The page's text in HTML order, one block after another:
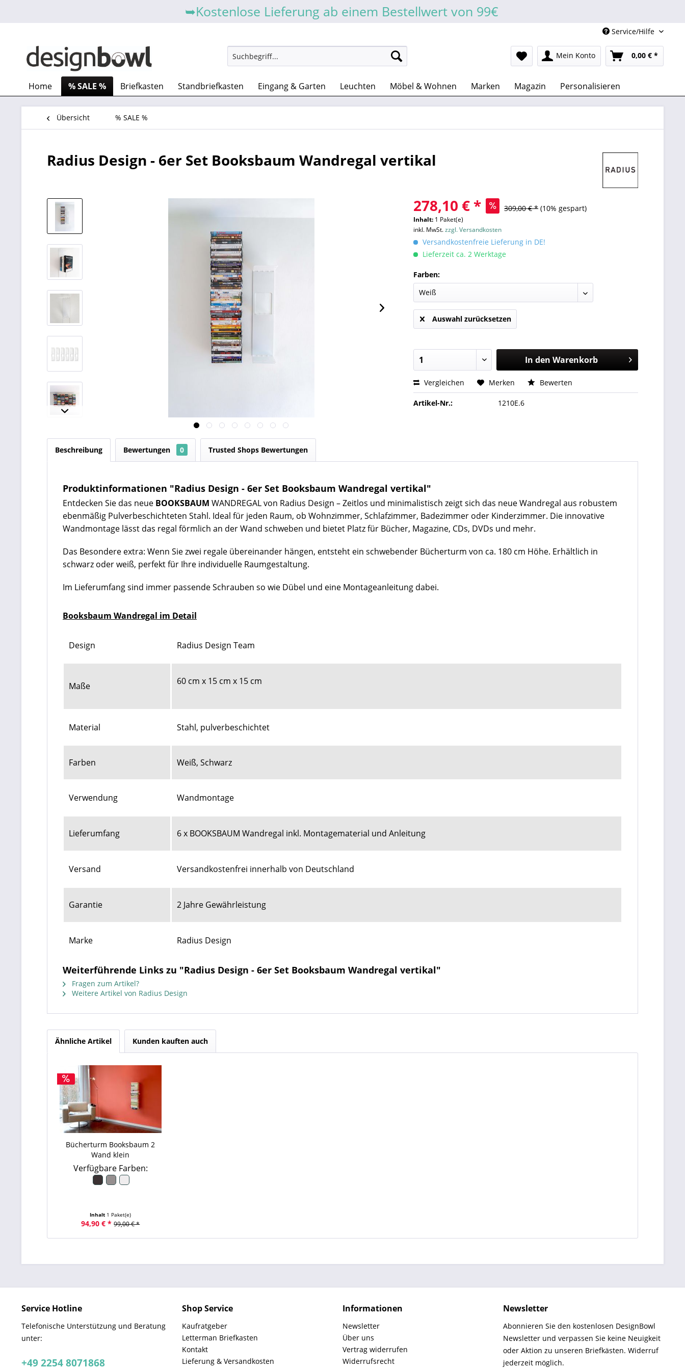
➥Kostenlose Lieferung ab einem Bestellwert von 99€
Service/Hilfe
Mein Konto 0,00 € *
Home % SALE % Briefkasten Standbriefkasten Eingang & Garten Leuchten Möbel & Wohnen Marken Magazin Personalisieren
Übersicht % SALE %
Radius Design - 6er Set Booksbaum Wandregal vertikal
278,10 € * 309,00 € * (10% gespart)
Inhalt: 1 Paket(e)
inkl. MwSt.zzgl. Versandkosten
Versandkostenfreie Lieferung in DE!
Lieferzeit ca. 2 Werktage
Farben:
Auswahl zurücksetzen
In den Warenkorb
Vergleichen Merken Bewerten
Artikel-Nr.: 1210E.6
Beschreibung Bewertungen 0 Trusted Shops Bewertungen
Produktinformationen "Radius Design - 6er Set Booksbaum Wandregal vertikal"
Entdecken Sie das neue BOOKSBAUM WANDREGAL von Radius Design – Zeitlos und minimalistisch zeigt sich das neue Wandregal aus robustem
ebenmäßig Pulverbeschichteten Stahl. Ideal für jeden Raum, ob Wohnzimmer, Schlafzimmer, Badezimmer oder Kinderzimmer. Die innovative
Wandmontage lässt das regal förmlich an der Wand schweben und bietet Platz für Bücher, Magazine, CDs, DVDs und mehr.
Das Besondere extra: Wenn Sie zwei regale übereinander hängen, entsteht ein schwebender Bücherturm von ca. 180 cm Höhe. Erhältlich in
schwarz oder weiß, perfekt für Ihre individuelle Raumgestaltung.
Im Lieferumfang sind immer passende Schrauben so wie Dübel und eine Montageanleitung dabei.
Booksbaum Wandregal im Detail
Design Radius Design Team
Maße 60 cm x 15 cm x 15 cm
Material Stahl, pulverbeschichtet
Farben Weiß, Schwarz
Verwendung Wandmontage
Lieferumfang 6 x BOOKSBAUM Wandregal inkl. Montagematerial und Anleitung
Versand Versandkostenfrei innerhalb von Deutschland
Garantie 2 Jahre Gewährleistung
Marke Radius Design
Weiterführende Links zu "Radius Design - 6er Set Booksbaum Wandregal vertikal"
Fragen zum Artikel?
Weitere Artikel von Radius Design
Ähnliche Artikel Kunden kauften auch
Bücherturm Booksbaum 2
Wand klein
Verfügbare Farben:
Inhalt 1 Paket(e)
94,90 € * 99,00 € *
Service Hotline
Telefonische Unterstützung und Beratung
unter:
+49 2254 8071868
Shop Service
Kaufratgeber
Letterman Briefkasten
Kontakt
Lieferung & Versandkosten
Informationen
Newsletter
Über uns
Vertrag widerrufen
Widerrufsrecht
Newsletter
Abonnieren Sie den kostenlosen DesignBowl
Newsletter und verpassen Sie keine Neuigkeit
oder Aktion zu unseren Briefkästen. Widerruf
jederzeit möglich.